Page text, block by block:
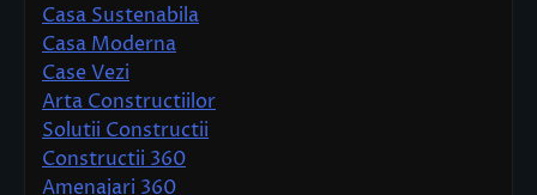
Casa Sustenabila
Casa Moderna
Case Vezi
Arta Constructiilor
Solutii Constructii
Constructii 360
Amenajari 360